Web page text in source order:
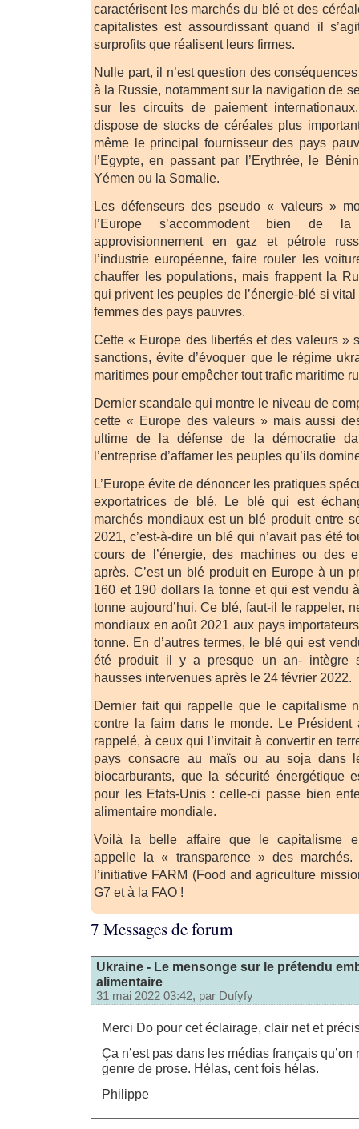
caractérisent les marchés du blé et des
capitalistes est assourdissant quand il
surprofits que réalisent leurs firmes.
Nulle part, il n’est question des
à la Russie, notamment sur la navigation de
sur les circuits de paiement
dispose de stocks de céréales plus
même le principal fournisseur des pays
l’Egypte, en passant par l’Erythrée, le
Yémen ou la Somalie.
Les défenseurs des pseudo « valeurs »
l’Europe s’accommodent bien de
approvisionnement en gaz et pétrole
l’industrie européenne, faire rouler les
chauffer les populations, mais frappent la
qui privent les peuples de l’énergie-blé si
femmes des pays pauvres.
Cette « Europe des libertés et des valeurs »
sanctions, évite d’évoquer que le régime
maritimes pour empêcher tout trafic maritime
Dernier scandale qui montre le niveau de
cette « Europe des valeurs » mais aussi
ultime de la défense de la démocratie
l’entreprise d’affamer les peuples qu’ils
L’Europe évite de dénoncer les pratiques
exportatrices de blé. Le blé qui est
marchés mondiaux est un blé produit entre
2021, c’est-à-dire un blé qui n’avait pas été
cours de l’énergie, des machines ou des
après. C’est un blé produit en Europe à un
160 et 190 dollars la tonne et qui est vendu
tonne aujourd’hui. Ce blé, faut-il le rappeler,
mondiaux en août 2021 aux pays
tonne. En d’autres termes, le blé qui est
été produit il y a presque un an- intègre
hausses intervenues après le 24 février 2022.
Dernier fait qui rappelle que le capitalisme
contre la faim dans le monde. Le Président
rappelé, à ceux qui l’invitait à convertir en
pays consacre au maïs ou au soja dans
biocarburants, que la sécurité énergétique
pour les Etats-Unis : celle-ci passe bien
alimentaire mondiale.
Voilà la belle affaire que le capitalisme
appelle la « transparence » des
l’initiative FARM (Food and agriculture
G7 et à la FAO !
7 Messages de forum
Ukraine - Le mensonge sur le prétendu
alimentaire
31 mai 2022 03:42, par Dufyfy
Merci Do pour cet éclairage, clair net et
Ça n’est pas dans les médias français
genre de prose. Hélas, cent fois hélas.
Philippe